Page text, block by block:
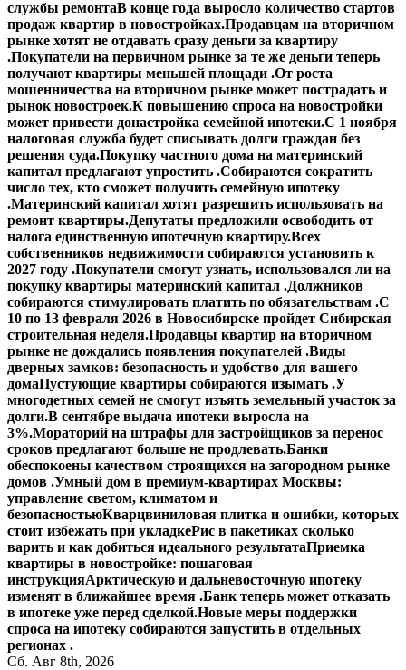
службы ремонтаВ конце года выросло количество стартов
продаж квартир в новостройках.Продавцам на вторичном
рынке хотят не отдавать сразу деньги за квартиру
.Покупатели на первичном рынке за те же деньги теперь
получают квартиры меньшей площади .От роста
мошенничества на вторичном рынке может пострадать и
рынок новостроек.К повышению спроса на новостройки
может привести донастройка семейной ипотеки.С 1 ноября
налоговая служба будет списывать долги граждан без
решения суда.Покупку частного дома на материнский
капитал предлагают упростить .Собираются сократить
число тех, кто сможет получить семейную ипотеку
.Материнский капитал хотят разрешить использовать на
ремонт квартиры.Депутаты предложили освободить от
налога единственную ипотечную квартиру.Всех
собственников недвижимости собираются установить к
2027 году .Покупатели смогут узнать, использовался ли на
покупку квартиры материнский капитал .Должников
собираются стимулировать платить по обязательствам .С
10 по 13 февраля 2026 в Новосибирске пройдет Сибирская
строительная неделя.Продавцы квартир на вторичном
рынке не дождались появления покупателей .Виды
дверных замков: безопасность и удобство для вашего
домаПустующие квартиры собираются изымать .У
многодетных семей не смогут изъять земельный участок за
долги.В сентябре выдача ипотеки выросла на
3%.Мораторий на штрафы для застройщиков за перенос
сроков предлагают больше не продлевать.Банки
обеспокоены качеством строящихся на загородном рынке
домов .Умный дом в премиум-квартирах Москвы:
управление светом, климатом и
безопасностьюКварцвиниловая плитка и ошибки, которых
стоит избежать при укладкеРис в пакетиках сколько
варить и как добиться идеального результатаПриемка
квартиры в новостройке: пошаговая
инструкцияАрктическую и дальневосточную ипотеку
изменят в ближайшее время .Банк теперь может отказать
в ипотеке уже перед сделкой.Новые меры поддержки
спроса на ипотеку собираются запустить в отдельных
регионах .
Сб. Авг 8th, 2026